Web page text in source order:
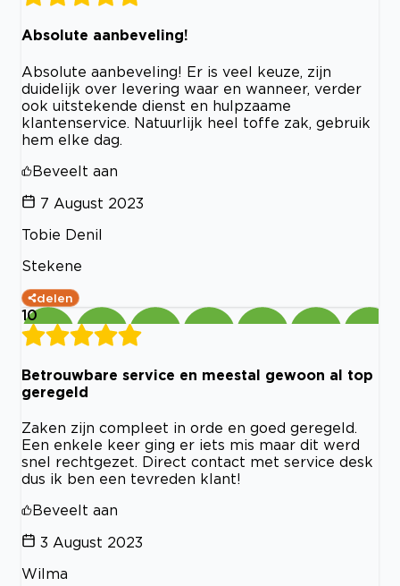
Absolute aanbeveling!
Absolute aanbeveling! Er is veel keuze, zijn
duidelijk over levering waar en wanneer, verder
ook uitstekende dienst en hulpzaame
klantenservice. Natuurlijk heel toffe zak, gebruik
hem elke dag.
Beveelt aan
7 August 2023
Tobie Denil
Stekene
delen
10
Betrouwbare service en meestal gewoon al top
geregeld
Zaken zijn compleet in orde en goed geregeld.
Een enkele keer ging er iets mis maar dit werd
snel rechtgezet. Direct contact met service desk
dus ik ben een tevreden klant!
Beveelt aan
3 August 2023
Wilma